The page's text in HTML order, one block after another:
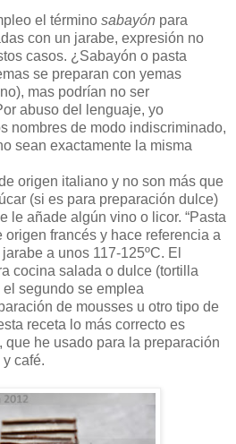
el término sabayón para
con un jarabe, expresión no
casos. ¿Sabayón o pasta
se preparan con yemas
mas podrían no ser
abuso del lenguaje, yo
nombres de modo indiscriminado,
sean exactamente la misma
origen italiano y no son más que
(si es para preparación dulce)
le añade algún vino o licor. “Pasta
origen francés y hace referencia a
a unos 117-125ºC. El
cocina salada o dulce (tortilla
segundo se emplea
de mousses u otro tipo de
receta lo más correcto es
que he usado para la preparación
café.